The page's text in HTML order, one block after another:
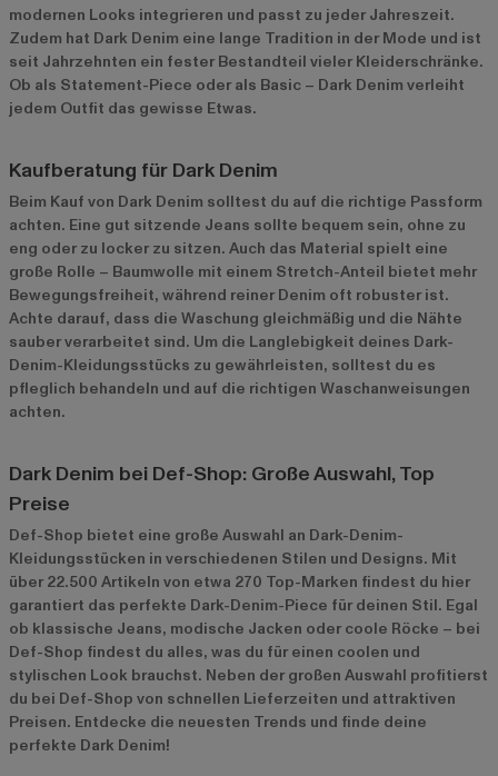
modernen Looks integrieren und passt zu jeder Jahreszeit.
Zudem hat Dark Denim eine lange Tradition in der Mode und ist
seit Jahrzehnten ein fester Bestandteil vieler Kleiderschränke.
Ob als Statement-Piece oder als Basic – Dark Denim verleiht
jedem Outfit das gewisse Etwas.
Kaufberatung für Dark Denim
Beim Kauf von Dark Denim solltest du auf die richtige Passform
achten. Eine gut sitzende Jeans sollte bequem sein, ohne zu
eng oder zu locker zu sitzen. Auch das Material spielt eine
große Rolle – Baumwolle mit einem Stretch-Anteil bietet mehr
Bewegungsfreiheit, während reiner Denim oft robuster ist.
Achte darauf, dass die Waschung gleichmäßig und die Nähte
sauber verarbeitet sind. Um die Langlebigkeit deines Dark-
Denim-Kleidungsstücks zu gewährleisten, solltest du es
pfleglich behandeln und auf die richtigen Waschanweisungen
achten.
Dark Denim bei Def-Shop: Große Auswahl, Top
Preise
Def-Shop bietet eine große Auswahl an Dark-Denim-
Kleidungsstücken in verschiedenen Stilen und Designs. Mit
über 22.500 Artikeln von etwa 270 Top-Marken findest du hier
garantiert das perfekte Dark-Denim-Piece für deinen Stil. Egal
ob klassische Jeans, modische Jacken oder coole Röcke – bei
Def-Shop findest du alles, was du für einen coolen und
stylischen Look brauchst. Neben der großen Auswahl profitierst
du bei Def-Shop von schnellen Lieferzeiten und attraktiven
Preisen. Entdecke die neuesten Trends und finde deine
perfekte Dark Denim!